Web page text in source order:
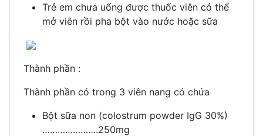
Trẻ em chưa uống được thuốc viên có thể
mở viên rồi pha bột vào nước hoặc sữa
Thành phần :
Thành phần có trong 3 viên nang có chứa
Bột sữa non (colostrum powder IgG 30%)
………………….250mg